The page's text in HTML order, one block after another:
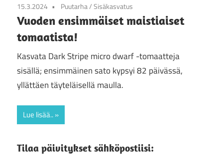
15.3.2024 Puutarha/Sisäkasvatus
Vuoden ensimmäiset maistiaiset
tomaatista!
Kasvata Dark Stripe micro dwarf -tomaatteja
sisällä; ensimmäinen sato kypsyi 82 päivässä,
yllättäen täyteläisellä maulla.
Lue lisää..
Tilaa päivitykset sähköpostiisi: